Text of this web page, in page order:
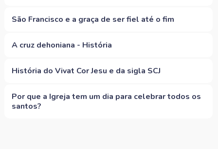
São Francisco e a graça de ser fiel até o fim
A cruz dehoniana - História
História do Vivat Cor Jesu e da sigla SCJ
Por que a Igreja tem um dia para celebrar todos os
santos?